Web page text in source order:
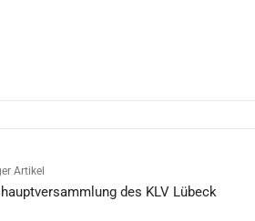
Artikel
des KLV Lübeck